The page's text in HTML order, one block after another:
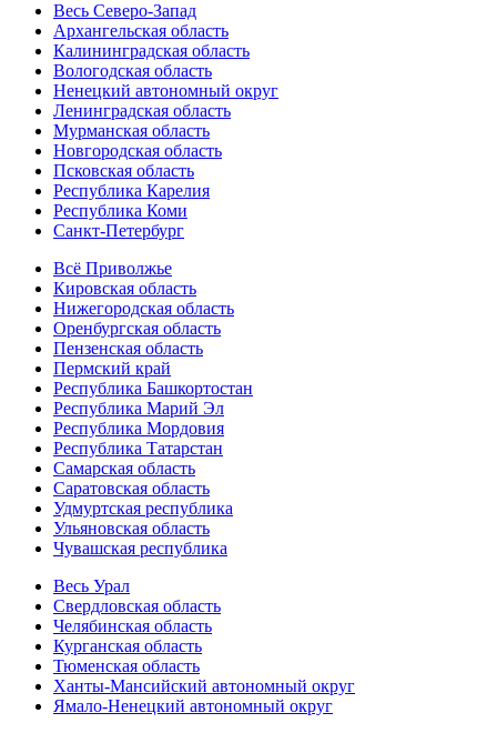
Весь Северо-Запад
Архангельская область
Калининградская область
Вологодская область
Ненецкий автономный округ
Ленинградская область
Мурманская область
Новгородская область
Псковская область
Республика Карелия
Республика Коми
Санкт-Петербург
Всё Приволжье
Кировская область
Нижегородская область
Оренбургская область
Пензенская область
Пермский край
Республика Башкортостан
Республика Марий Эл
Республика Мордовия
Республика Татарстан
Самарская область
Саратовская область
Удмуртская республика
Ульяновская область
Чувашская республика
Весь Урал
Свердловская область
Челябинская область
Курганская область
Тюменская область
Ханты-Мансийский автономный округ
Ямало-Ненецкий автономный округ